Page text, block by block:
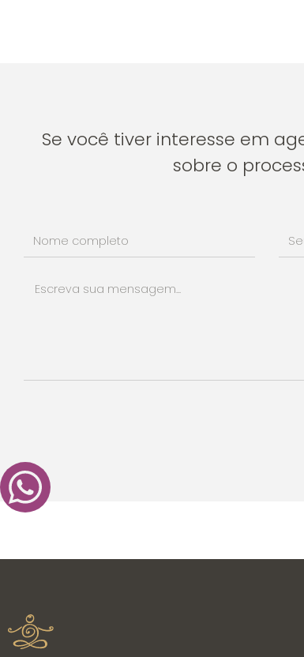
Se você tiver interesse em
sobre o